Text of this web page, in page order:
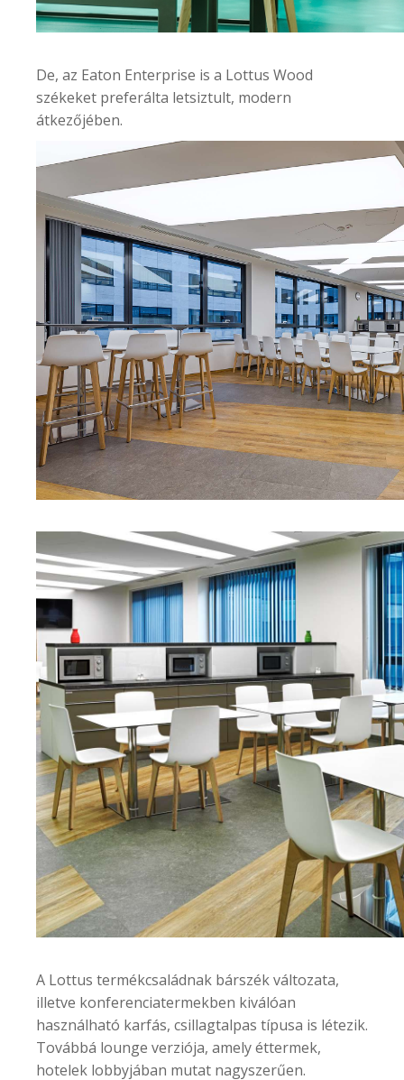
De, az Eaton Enterprise is a Lottus Wood
székeket preferálta letsiztult, modern
átkezőjében.
A Lottus termékcsaládnak bárszék változata,
illetve konferenciatermekben kiválóan
használható karfás, csillagtalpas típusa is létezik.
Továbbá lounge verziója, amely éttermek,
hotelek lobbyjában mutat nagyszerűen.